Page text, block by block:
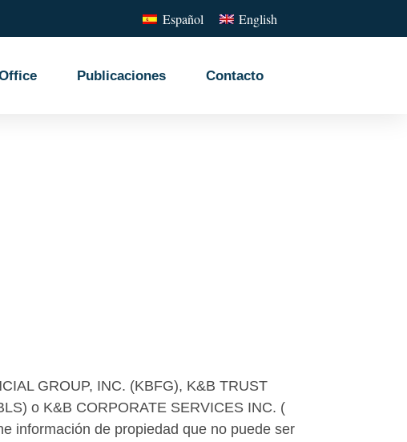
Español English
Publicaciones Contacto
GROUP, INC. (KBFG), K&B TRUST
o K&B CORPORATE SERVICES INC. (
información de propiedad que no puede ser